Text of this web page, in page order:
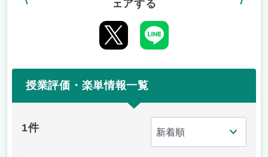
ェアする
授業評価・楽単情報一覧
1件